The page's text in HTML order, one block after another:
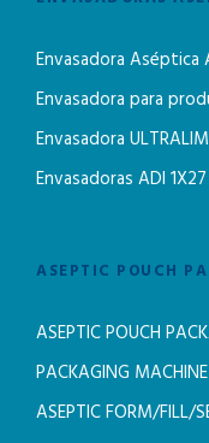
Envasadora Aséptica
Envasadora para
Envasadora
Envasadoras ADI 1X27
ASEPTIC POUCH
ASEPTIC POUCH
PACKAGING
ASEPTIC FORM/FILL/